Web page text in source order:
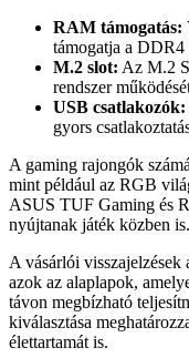
RAM támogatás:
támogatja a
M.2 slot: Az M.2
rendszer
USB csatlakozók:
gyors
A gaming rajongók
mint például az RGB
ASUS TUF Gaming és
nyújtanak játék közben is.
A vásárlói
azok az alaplapok,
távon megbízható
kiválasztása
élettartamát is.